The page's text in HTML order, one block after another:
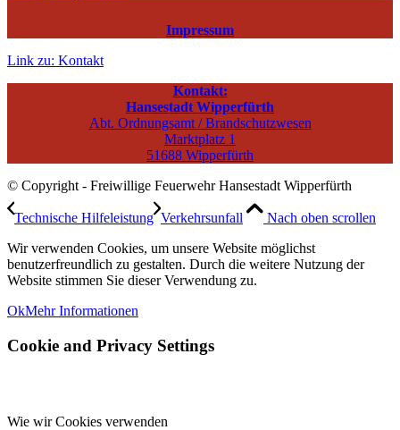
Impressum
Link zu: Kontakt
Kontakt:
Hansestadt Wipperfürth
Abt. Ordnungsamt / Brandschutzwesen
Marktplatz 1
51688 Wipperfürth
© Copyright - Freiwillige Feuerwehr Hansestadt Wipperfürth
Technische Hilfeleistung Verkehrsunfall
Nach oben scrollen
Wir verwenden Cookies, um unsere Website möglichst
benutzerfreundlich zu gestalten. Durch die weitere Nutzung der
Website stimmen Sie dieser Verwendung zu.
OkMehr Informationen
Cookie and Privacy Settings
Wie wir Cookies verwenden